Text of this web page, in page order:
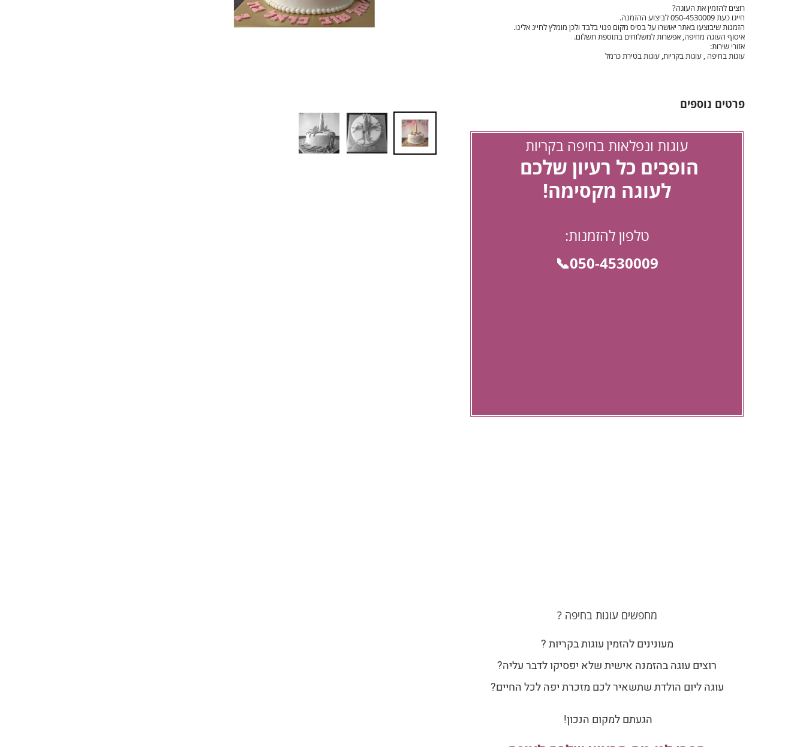
עוגות חתונה
עוגות מתנה
רוצים להזמין את העוגה?
חייגו כעת 050-4530009 לביצוע ההזמנה.
הזמנות שיבוצעו באתר יאושרו על בסיס מקום פנוי בלבד ולכן מומלץ לחייג אלינו.
איסוף העוגה מחיפה, אפשרות למשלוחים בתוספת תשלום.
אזורי שירות:
עוגות בחיפה , עוגות בקריות, עוגות בטירת כרמל
פרטים נוספים
עוגות ונפלאות בחיפה בקריות
הופכים כל רעיון שלכם
לעוגה מקסימה!
טלפון להזמנות:
050-4530009📞
מחפשים עוגות בחיפה ?
מעונינים להזמין עוגות בקריות ?
רוצים עוגה בהזמנה אישית שלא יפסיקו לדבר עליה?
עוגה ליום הולדת שתשאיר לכם מזכרת יפה לכל החיים?
הגעתם למקום הנכון!